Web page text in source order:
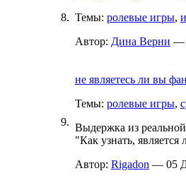
8. Темы: ролевые игры,
Автор: Дина Верни —
9.
не являетесь ли вы
Темы: ролевые игры,
Выдержка из реальной
"Как узнать, является
Автор: Rigadon — 05